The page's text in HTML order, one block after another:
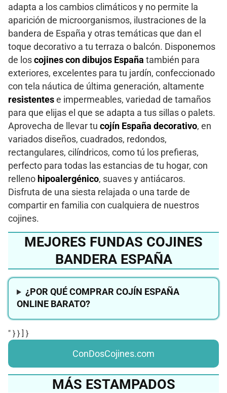
adapta a los cambios climáticos y no permite la
aparición de microorganismos, ilustraciones de la
bandera de España y otras temáticas que dan el
toque decorativo a tu terraza o balcón. Disponemos
de los cojines con dibujos España también para
exteriores, excelentes para tu jardín, confeccionado
con tela náutica de última generación, altamente
resistentes e impermeables, variedad de tamaños
para que elijas el que se adapta a tus sillas o palets.
Aprovecha de llevar tu cojín España decorativo, en
variados diseños, cuadrados, redondos,
rectangulares, cilíndricos, como tú los prefieras,
perfecto para todas las estancias de tu hogar, con
relleno hipoalergénico, suaves y antiácaros.
Disfruta de una siesta relajada o una tarde de
compartir en familia con cualquiera de nuestros
cojines.
MEJORES FUNDAS COJINES
BANDERA ESPAÑA
¿POR QUÉ COMPRAR COJÍN ESPAÑA
ONLINE BARATO?
" } } ] }
ConDosCojines.com
MÁS ESTAMPADOS